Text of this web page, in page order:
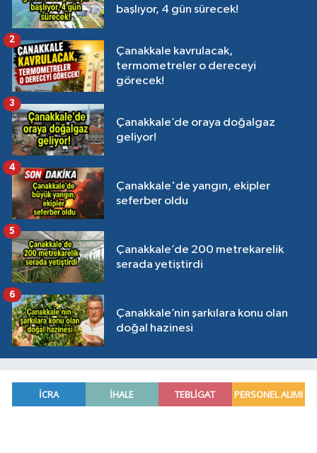
başlıyor, 4 gün sürecek!
Çanakkale kavrulacak,
termometreler o dereceyi
görecek!
2
Çanakkale’de oraya doğalgaz
geliyor!
3
Çanakkale'de yangın, ekipler
seferber oldu
4
Çanakkale’de 200 metrekarelik
serada yetiştirdi
5
Çanakkale’nin şarkılara konu olan
doğal hazinesi
6